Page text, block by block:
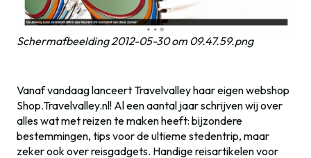
Schermafbeelding 2012-05-30 om 09.47.59.png
Vanaf vandaag lanceert Travelvalley haar eigen webshop
Shop.Travelvalley.nl! Al een aantal jaar schrijven wij over
alles wat met reizen te maken heeft: bijzondere
bestemmingen, tips voor de ultieme stedentrip, maar
zeker ook over reisgadgets. Handige reisartikelen voor